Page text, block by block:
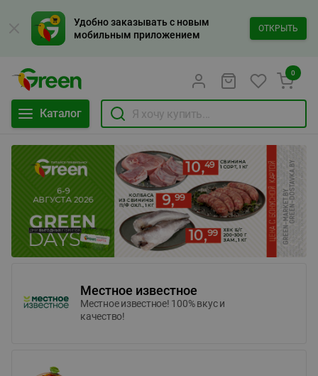
Удобно заказывать с новым
мобильным приложением
ОТКРЫТЬ
Каталог
0
Местное известное
Местное известное! 100% вкус и
качество!